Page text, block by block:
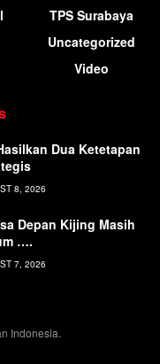
TPS Surabaya
Uncategorized
Video
Dua Ketetapan
8, 2026
Depan Kijing Masih
….
7, 2026
Indonesia.